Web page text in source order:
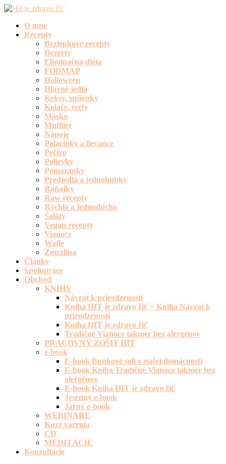
O mne
Recepty
Bezlepkové recepty
Dezerty
Eliminačná diéta
FODMAP
Halloween
Hlavné jedlá
Keksy, sušienky
Koláče, torty
Mäsko
Muffiny
Nápoje
Palacinky a lievance
Pečivo
Polievky
Pomazanky
Predjedlá a jednohubky
Raňajky
Raw recepty
Rýchlo a jednoducho
Šaláty
Vegan recepty
Vianoce
Wafle
Zmrzlina
Články
Spolupráce
Obchod
KNIHY
Návrat k prirodzenosti
Kniha HIT je zdravo žiť + Kniha Návrat k
prirodzenosti
Kniha HIT je zdravo žiť
Tradičné Vianoce takmer bez alergénov
PRACOVNÝ ZOŠIT HIT
e-book
E-book Bunkové soli v našej domácnosti
E-book Kniha Tradičné Vianoce takmer bez
alergénov
E-book Kniha HIT je zdravo žiť
Jesenný e-book
Jarný e-book
WEBINÁRE
Kurz varenia
CD
MEDITÁCIE
Konzultácie